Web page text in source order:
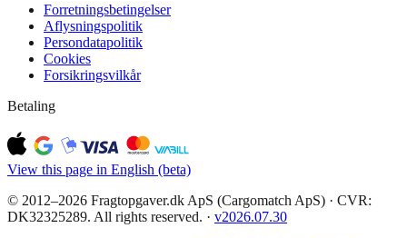
Forretningsbetingelser
Aflysningspolitik
Persondatapolitik
Cookies
Forsikringsvilkår
Betaling
View this page in English (beta)
© 2012–2026 Fragtopgaver.dk ApS (Cargomatch ApS) · CVR:
DK32325289. All rights reserved. · v2026.07.30